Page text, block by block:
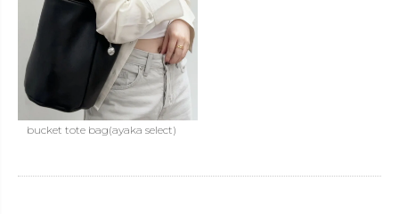
bucket tote bag(ayaka select)